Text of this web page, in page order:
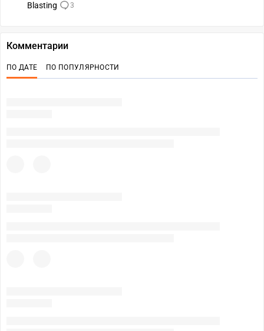
Blasting
3
Комментарии
ПО ДАТЕ ПО ПОПУЛЯРНОСТИ